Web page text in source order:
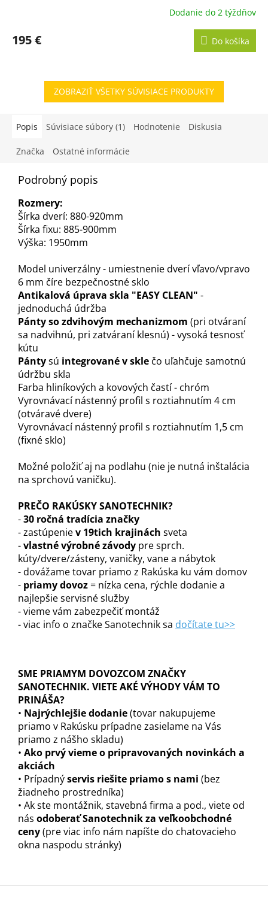
produktu
je
hviezdičiek.
Dodanie do 2 týždňov
195 € Do košíka
ZOBRAZIŤ VŠETKY SÚVISIACE PRODUKTY
Popis Súvisiace súbory (1) Hodnotenie Diskusia
Značka Ostatné informácie
Podrobný popis
Rozmery:
Šírka dverí: 880-920mm
Šírka fixu: 885-900mm
Výška: 1950mm
Model univerzálny - umiestnenie dverí vľavo/vpravo
6 mm číre bezpečnostné sklo
Antikalová úprava skla "EASY CLEAN" -
jednoduchá údržba
Pánty so zdvihovým mechanizmom (pri otváraní
sa nadvihnú, pri zatváraní klesnú) - vysoká tesnosť
kútu
Pántysú integrované v skle čo uľahčuje samotnú
údržbu skla
Farba hliníkových a kovových častí - chróm
Vyrovnávací nástenný profil s roztiahnutím 4 cm
(otváravé dvere)
Vyrovnávací nástenný profil s roztiahnutím 1,5 cm
(fixné sklo)
Možné položiť aj na podlahu (nie je nutná inštalácia
na sprchovú vaničku).
PREČO RAKÚSKY SANOTECHNIK?
-30 ročná tradícia značky
- zastúpeniev 19tich krajinách sveta
-vlastné výrobné závody pre sprch.
kúty/dvere/zásteny, vaničky, vane a nábytok
- dovážame tovar priamo z Rakúska ku vám domov
- priamy dovoz= nízka cena, rýchle dodanie a
najlepšie servisné služby
- vieme vám zabezpečiť montáž
- viac info o značke Sanotechnik sa dočítate tu>>
SME PRIAMYM DOVOZCOM ZNAČKY
SANOTECHNIK. VIETE AKÉ VÝHODY VÁM TO
PRINÁŠA?
• Najrýchlejšie dodanie(tovar nakupujeme
priamo v Rakúsku prípadne zasielame na Vás
priamo z nášho skladu)
• Ako prvý vieme o pripravovaných novinkách a
akciách
• Prípadnýservis riešite priamo s nami (bez
žiadneho prostredníka)
• Ak ste montážnik, stavebná firma a pod., viete od
nás odoberať Sanotechnik za veľkoobchodné
ceny(pre viac info nám napíšte do chatovacieho
okna naspodu stránky)
Z